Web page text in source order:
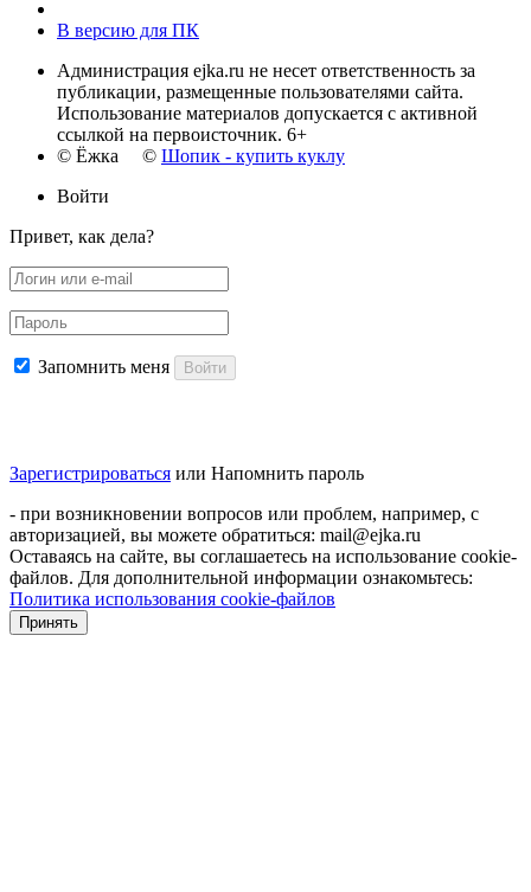
В версию для ПК
Администрация ejka.ru не несет ответственность за
публикации, размещенные пользователями сайта.
Использование материалов допускается с активной
ссылкой на первоисточник. 6+
© Ёжка © Шопик - купить куклу
Войти
Привет, как дела?
Запомнить меня Войти
Зарегистрироваться или Напомнить пароль
- при возникновении вопросов или проблем, например, с
авторизацией, вы можете обратиться: mail@ejka.ru
Оставаясь на сайте, вы соглашаетесь на использование cookie-
файлов. Для дополнительной информации ознакомьтесь:
Политика использования cookie-файлов
Принять